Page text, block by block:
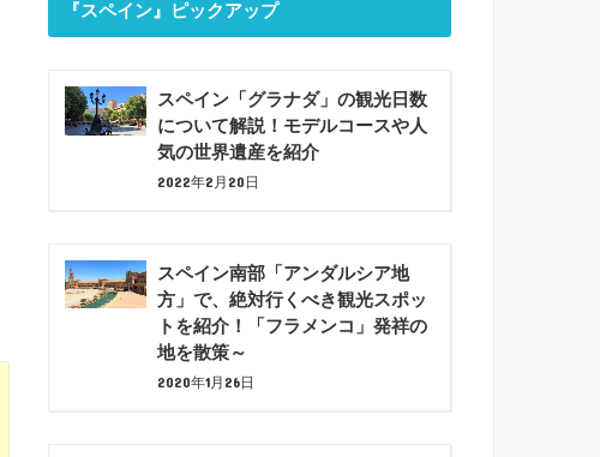
『スペイン』ピックアップ
スペイン「グラナダ」の観光日数
について解説！モデルコースや人
気の世界遺産を紹介
2022年2月20日
スペイン南部「アンダルシア地
方」で、絶対行くべき観光スポッ
トを紹介！「フラメンコ」発祥の
地を散策～
2020年1月26日